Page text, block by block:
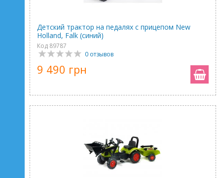
Детский трактор на педалях с прицепом New
Holland, Falk (синий)
Код 89787
0 отзывов
9 490 грн